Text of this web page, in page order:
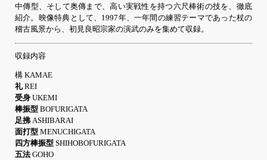
中傳型、そして奥傳まで、高い実戦性を持つ六尺棒術の技を、徹底
紹介。映像特典として、1997年、一年間の練習テーマであった杖の
稽古風景から、初見良昭宗家の演武のみを集めて収録。
収録内容
構 KAMAE
礼REI
受身 UKEMI
棒振型 BOFURIGATA
足拂 ASHIBARAI
面打型 MENUCHIGATA
四方棒振型 SHIHOBOFURIGATA
五法GOHO